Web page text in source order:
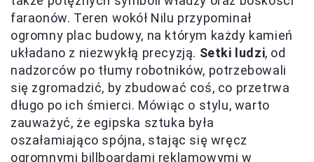
faraonów. Teren wokół Nilu przypominał
ogromny plac budowy, na którym każdy kamień
układano z niezwykłą precyzją. Setki ludzi, od
nadzorców po tłumy robotników, potrzebowali
się zgromadzić, by zbudować coś, co przetrwa
długo po ich śmierci. Mówiąc o stylu, warto
zauważyć, że egipska sztuka była
oszałamiająco spójna, stając się wręcz
ogromnymi billboardami reklamowymi w